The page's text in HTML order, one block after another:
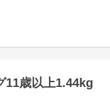
11歳以上1.44kg